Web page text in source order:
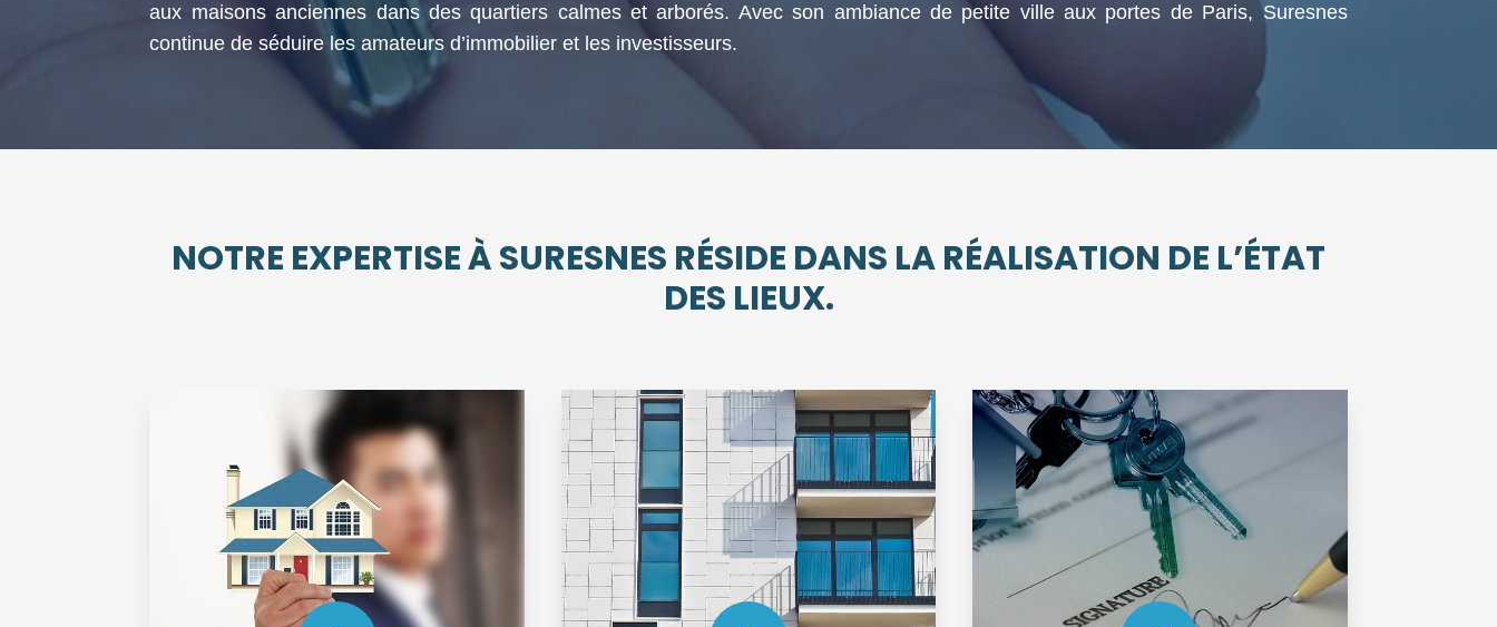
aux maisons anciennes dans des quartiers calmes et arborés. Avec son ambiance de petite ville aux portes de Paris, Suresnes
continue de séduire les amateurs d’immobilier et les investisseurs.
NOTRE EXPERTISE À SURESNES RÉSIDE DANS LA RÉALISATION DE L’ÉTAT
DES LIEUX.